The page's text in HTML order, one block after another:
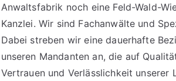
Anwaltsfabrik noch eine Feld-Wald-
Kanzlei. Wir sind Fachanwälte und
Dabei streben wir eine dauerhafte
unseren Mandanten an, die auf
Vertrauen und Verlässlichkeit unserer